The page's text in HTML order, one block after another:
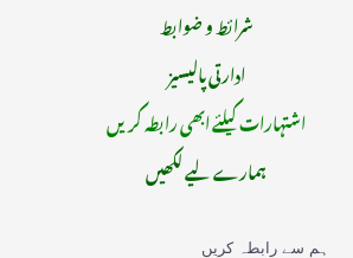
شرائط و ضوابط
ادارتی پالیسیز
اشتہارات کیلئے ابھی رابطہ کریں
ہمارے لیے لکھیں
ہم سے رابطہ کریں